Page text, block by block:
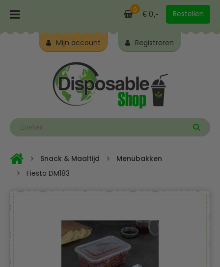
0 € 0,- Bestellen
Mijn account Registreren
Snack & Maaltijd
Menubakken
Fiesta DM183